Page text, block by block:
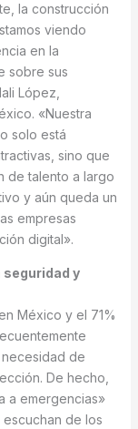
la construcción
viendo
en la
sobre sus
López,
«Nuestra
solo está
sino que
de talento a largo
y aún queda un
empresas
digital».
y
México y el 71%
de
De hecho,
a emergencias»
de los